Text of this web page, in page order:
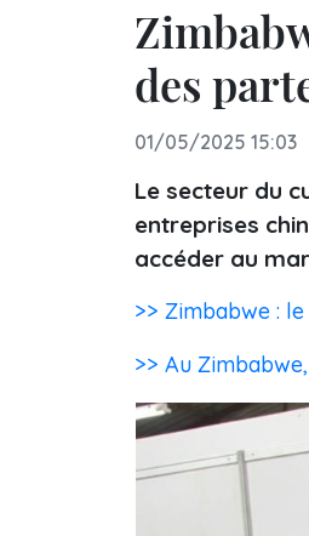
des
01/05/2025 15:03
Le secteur du
entreprises
accéder au
>> Zimbabwe :
>> Au